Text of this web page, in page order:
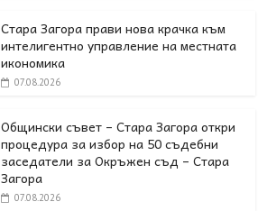
Стара Загора прави нова крачка към
интелигентно управление на местната
икономика
07.08.2026
Общински съвет – Стара Загора откри
процедура за избор на 50 съдебни
заседатели за Окръжен съд – Стара
Загора
07.08.2026